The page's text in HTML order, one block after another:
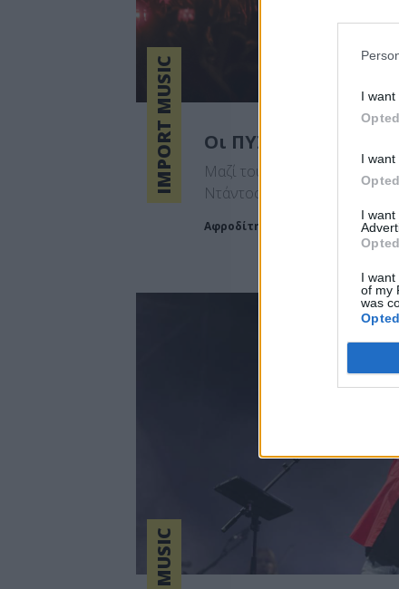
I want
I want
I
I
of my
was
IMPORT MUSIC Οι ΠΥΞ ΛΑΞ στο
Μαζί τους η Μαριάνα
Ντάντος
Αφροδίτη Παπακαλού